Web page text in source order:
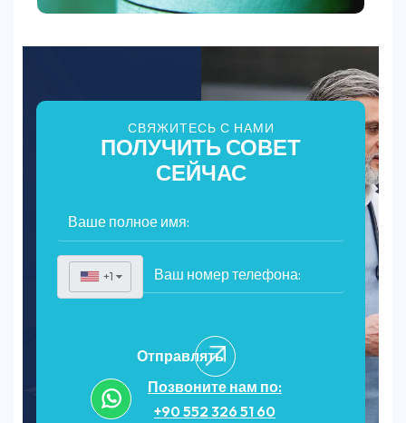
СВЯЖИТЕСЬ С НАМИ
ПОЛУЧИТЬ СОВЕТ
СЕЙЧАС
+1 ▼
Отправлять
Позвоните нам по:
+90 552 326 51 60